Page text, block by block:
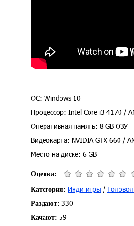
ОС: Windows 10
Процессор: Intel Core i3 4170 /
Оперативная память: 8 GB ОЗУ
Видеокарта: NVIDIA GTX 660 /
Место на диске: 6 GB
Оценка:
Категория: Инди игры /
Раздают: 330
Качают: 59